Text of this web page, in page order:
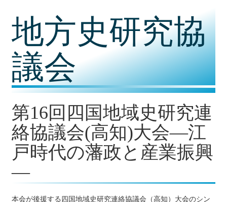
地方史研究協
議会
第16回四国地域史研究連
絡協議会(高知)大会―江
戸時代の藩政と産業振興
―
本会が後援する四国地域史研究連絡協議会（高知）大会のシン